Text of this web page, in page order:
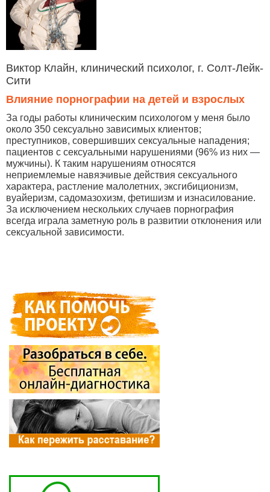
Виктор Клайн, клинический психолог, г. Солт-Лейк-
Сити
Влияние порнографии на детей и взрослых
За годы работы клиническим психологом у меня было
около 350 сексуально зависимых клиентов;
преступников, совершивших сексуальные нападения;
пациентов с сексуальными нарушениями (96% из них —
мужчины). К таким нарушениям относятся
неприемлемые навязчивые действия сексуального
характера, растление малолетних, эксгибиционизм,
вуайеризм, садомазохизм, фетишизм и изнасилование.
За исключением нескольких случаев порнография
всегда играла заметную роль в развитии отклонения или
сексуальной зависимости.